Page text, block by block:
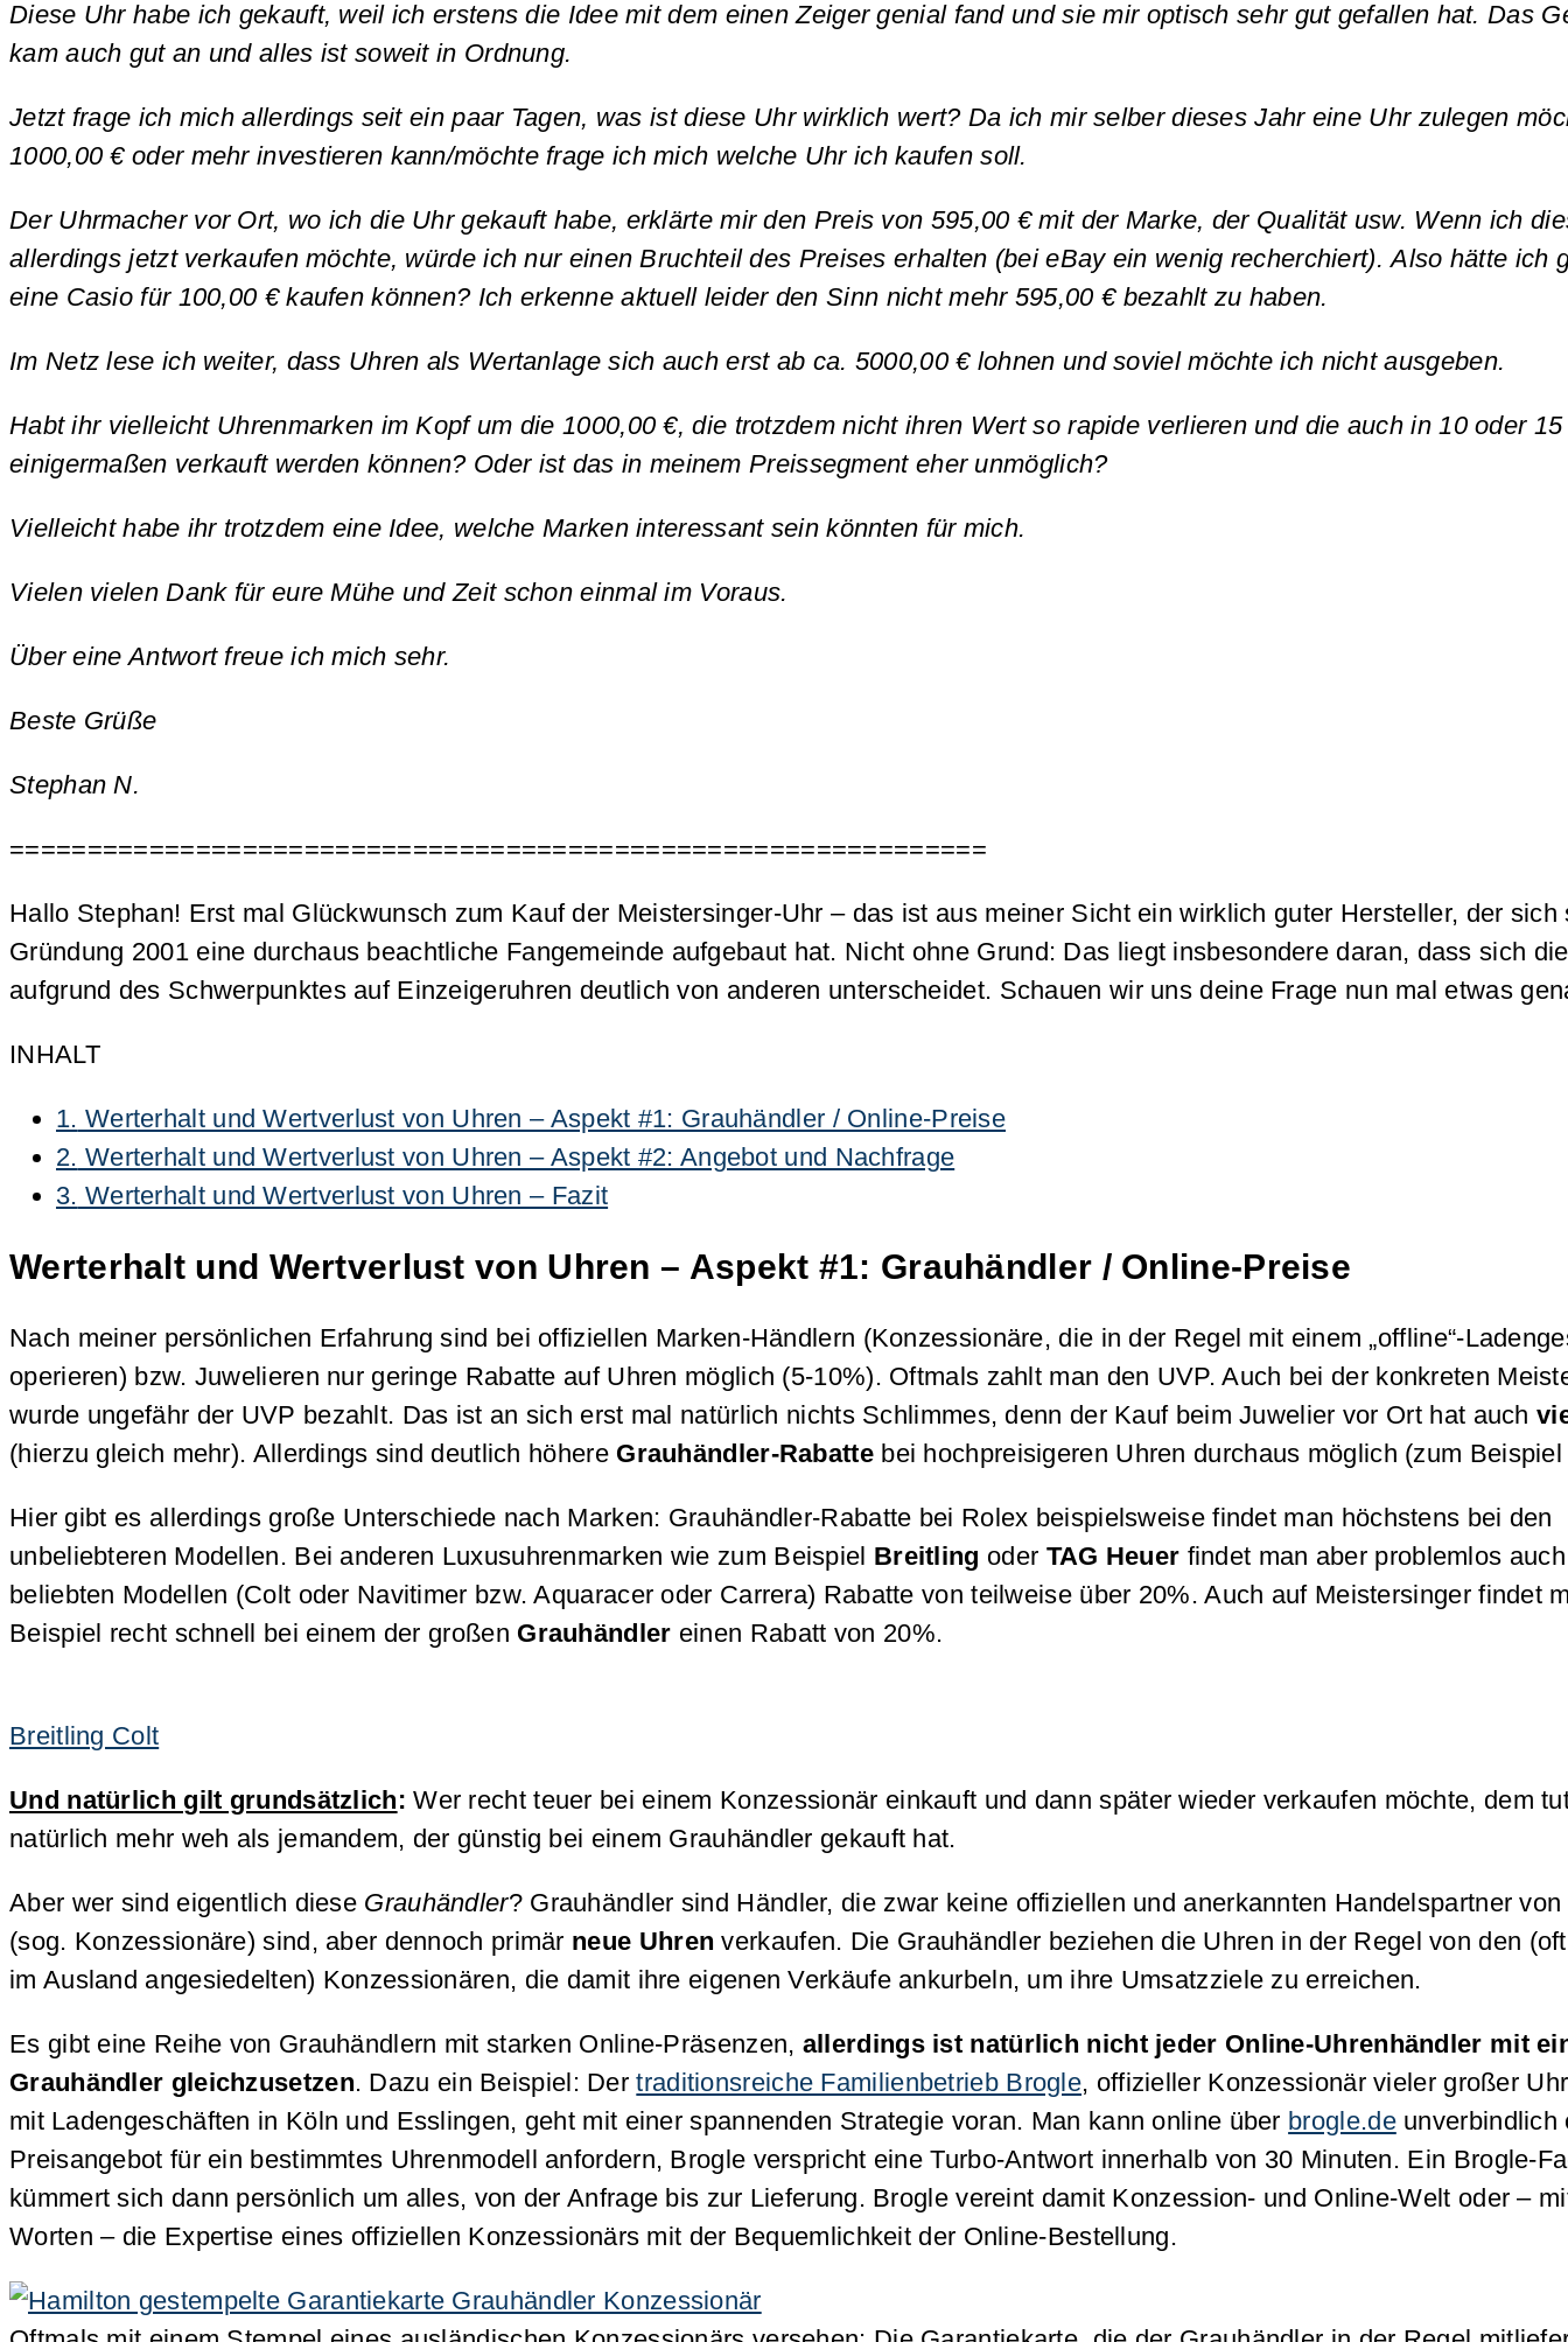
Diese Uhr habe ich gekauft, weil ich erstens die Idee mit dem einen Zeiger genial fand und sie mir optisch sehr gut gefallen hat.Das
kam auch gut an und alles ist soweit in Ordnung.
Jetzt frage ich mich allerdings seit ein paar Tagen, was ist diese Uhr wirklich wert? Da ich mir selber dieses Jahr eine Uhr zulegen
1000,00 € oder mehr investieren kann/möchte frage ich mich welche Uhr ich kaufen soll.
Der Uhrmacher vor Ort, wo ich die Uhr gekauft habe, erklärte mir den Preis von 595,00 € mit der Marke, der Qualität usw. Wenn ich
allerdings jetzt verkaufen möchte, würde ich nur einen Bruchteil des Preises erhalten (bei eBay ein wenig recherchiert).Also hätte ich
eine Casio für 100,00 € kaufen können? Ich erkenne aktuell leider den Sinn nicht mehr 595,00 € bezahlt zu haben.
Im Netz lese ich weiter, dass Uhren als Wertanlage sich auch erst ab ca. 5000,00 € lohnen und soviel möchte ich nicht ausgeben.
Habt ihr vielleicht Uhrenmarken im Kopf um die 1000,00 €, die trotzdem nicht ihren Wert so rapide verlieren und die auch in 10 oder
einigermaßen verkauft werden können? Oder ist das in meinem Preissegment eher unmöglich?
Vielleicht habe ihr trotzdem eine Idee, welche Marken interessant sein könnten für mich.
Vielen vielen Dank für eure Mühe und Zeit schon einmal im Voraus.
Über eine Antwort freue ich mich sehr.
Beste Grüße
Stephan N.
===============================================================
Hallo Stephan! Erst mal Glückwunsch zum Kauf der Meistersinger-Uhr – das ist aus meiner Sicht ein wirklich guter Hersteller, der sich
Gründung 2001 eine durchaus beachtliche Fangemeinde aufgebaut hat. Nicht ohne Grund: Das liegt insbesondere daran, dass sich
aufgrund des Schwerpunktes auf Einzeigeruhren deutlich von anderen unterscheidet. Schauen wir uns deine Frage nun mal etwas
INHALT
1. Werterhalt und Wertverlust von Uhren – Aspekt #1: Grauhändler / Online-Preise
2. Werterhalt und Wertverlust von Uhren – Aspekt #2: Angebot und Nachfrage
3. Werterhalt und Wertverlust von Uhren – Fazit
Werterhalt und Wertverlust von Uhren – Aspekt #1: Grauhändler / Online-Preise
Nach meiner persönlichen Erfahrung sind bei offiziellen Marken-Händlern (Konzessionäre, die in der Regel mit einem „offline“-
operieren) bzw. Juwelieren nur geringe Rabatte auf Uhren möglich (5-10%). Oftmals zahlt man den UVP. Auch bei der konkreten
wurde ungefähr der UVP bezahlt. Das ist an sich erst mal natürlich nichts Schlimmes, denn der Kauf beim Juwelier vor Ort hat auch
(hierzu gleich mehr). Allerdings sind deutlich höhere Grauhändler-Rabattebei hochpreisigeren Uhren durchaus möglich (zum
Hier gibt es allerdings große Unterschiede nach Marken: Grauhändler-Rabatte bei Rolex beispielsweise findet man höchstens bei den
unbeliebteren Modellen. Bei anderen Luxusuhrenmarken wie zum Beispiel Breitling oder TAG Heuer findet man aber problemlos
beliebten Modellen (Colt oder Navitimer bzw. Aquaracer oder Carrera) Rabatte von teilweise über 20%. Auch auf Meistersinger findet
Beispiel recht schnell bei einem der großen Grauhändler einen Rabatt von 20%.
Breitling Colt
Und natürlich gilt grundsätzlich:Wer recht teuer bei einem Konzessionär einkauft und dann später wieder verkaufen möchte, dem
natürlich mehr weh als jemandem, der günstig bei einem Grauhändler gekauft hat.
Aber wer sind eigentlich diese Grauhändler? Grauhändler sind Händler, die zwar keine offiziellen und anerkannten Handelspartner
(sog. Konzessionäre) sind, aber dennoch primär neue Uhren verkaufen. Die Grauhändler beziehen die Uhren in der Regel von den
im Ausland angesiedelten) Konzessionären, die damit ihre eigenen Verkäufe ankurbeln, um ihre Umsatzziele zu erreichen.
Es gibt eine Reihe von Grauhändlern mit starken Online-Präsenzen, allerdings ist natürlich nicht jeder Online-Uhrenhändler mit
Grauhändler gleichzusetzen. Dazu ein Beispiel: Dertraditionsreiche Familienbetrieb Brogle, offizieller Konzessionär vieler großer
mit Ladengeschäften in Köln und Esslingen, geht mit einer spannenden Strategie voran. Man kann online über brogle.deunverbindlich
Preisangebot für ein bestimmtes Uhrenmodell anfordern, Brogle verspricht eine Turbo-Antwort innerhalb von 30 Minuten. Ein Brogle-
kümmert sich dann persönlich um alles, von der Anfrage bis zur Lieferung. Brogle vereint damit Konzession- und Online-Welt oder –
Worten – die Expertise eines offiziellen Konzessionärs mit der Bequemlichkeit der Online-Bestellung.